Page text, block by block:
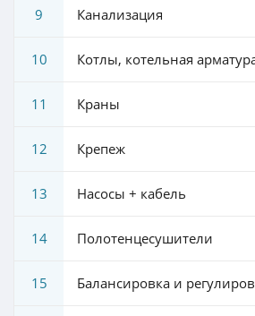
9 Канализация
10 Котлы, котельная
11 Краны
12 Крепеж
13 Насосы + кабель
14 Полотенцесушители
15 Балансировка и